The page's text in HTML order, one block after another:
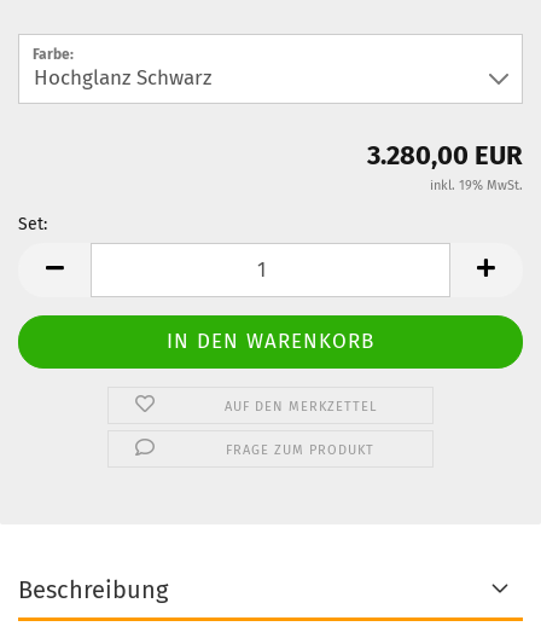
Farbe:
3.280,00 EUR
inkl. 19% MwSt.
Set:
AUF DEN MERKZETTEL
FRAGE ZUM PRODUKT
Beschreibung